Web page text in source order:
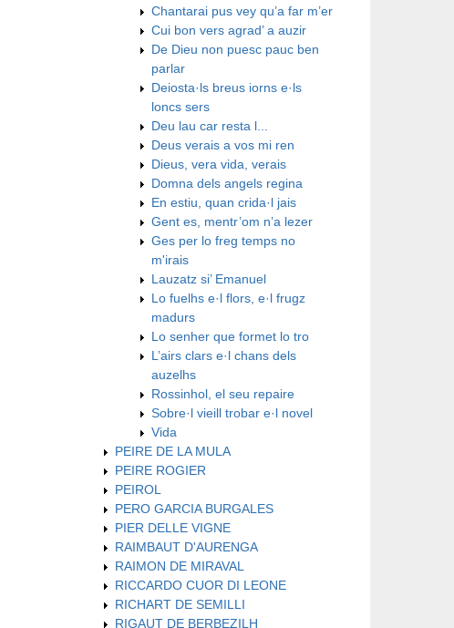
Chantarai pus vey qu’a far m’er
Cui bon vers agrad’ a auzir
De Dieu non puesc pauc ben
parlar
Deiosta·ls breus iorns e·ls
loncs sers
Deu lau car resta l...
Deus verais a vos mi ren
Dieus, vera vida, verais
Domna dels angels regina
En estiu, quan crida·l jais
Gent es, mentr’om n’a lezer
Ges per lo freg temps no
m'irais
Lauzatz si’ Emanuel
Lo fuelhs e·l flors, e·l frugz
madurs
Lo senher que formet lo tro
L’airs clars e·l chans dels
auzelhs
Rossinhol, el seu repaire
Sobre·l vieill trobar e·l novel
Vida
PEIRE DE LA MULA
PEIRE ROGIER
PEIROL
PERO GARCIA BURGALES
PIER DELLE VIGNE
RAIMBAUT D'AURENGA
RAIMON DE MIRAVAL
RICCARDO CUOR DI LEONE
RICHART DE SEMILLI
RIGAUT DE BERBEZILH